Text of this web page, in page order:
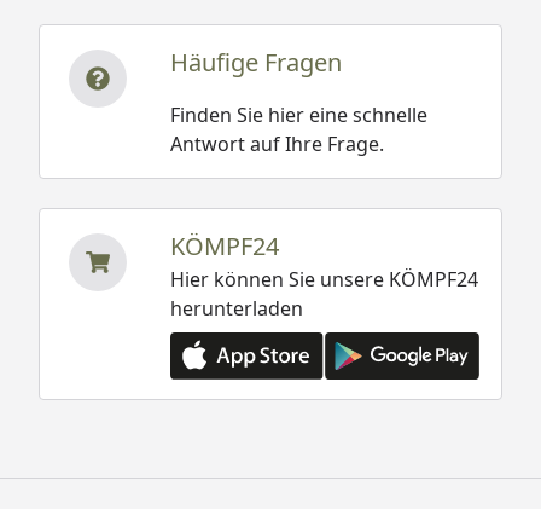
Häufige Fragen
Finden Sie hier eine schnelle
Antwort auf Ihre Frage.
KÖMPF24
Hier können Sie unsere KÖMPF24
herunterladen